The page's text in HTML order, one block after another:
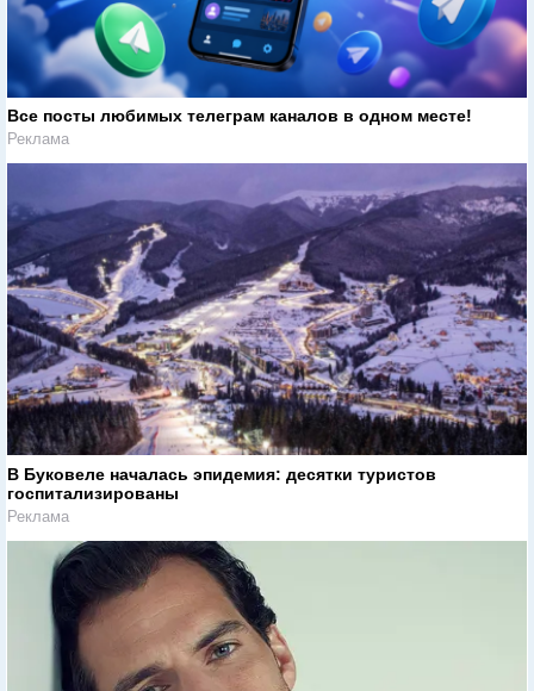
Все посты любимых телеграм каналов в одном месте!
Реклама
В Буковеле началась эпидемия: десятки туристов
госпитализированы
Реклама